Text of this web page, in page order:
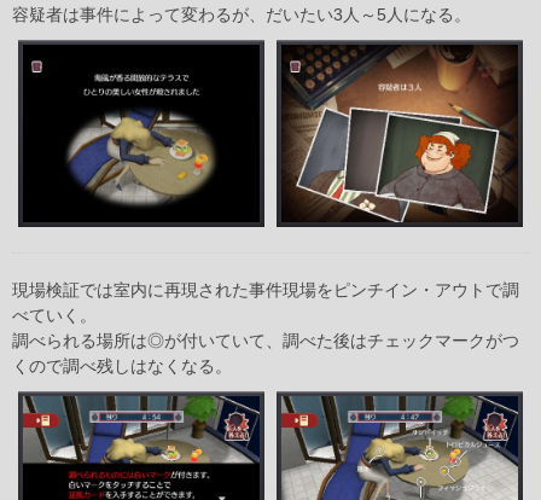
容疑者は事件によって変わるが、だいたい3人～5人になる。
現場検証では室内に再現された事件現場をピンチイン・アウトで調
べていく。
調べられる場所は◎が付いていて、調べた後はチェックマークがつ
くので調べ残しはなくなる。